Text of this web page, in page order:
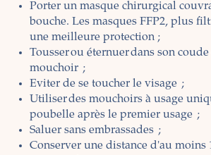
Porter un masque chirurgical
bouche. Les masques FFP2, plus
une meilleure protection ;
Tousser ou éternuer dans son
mouchoir ;
Eviter de se toucher le visage ;
Utiliser des mouchoirs à usage
poubelle après le premier usage ;
Saluer sans embrassades ;
Conserver une distance d'au moins